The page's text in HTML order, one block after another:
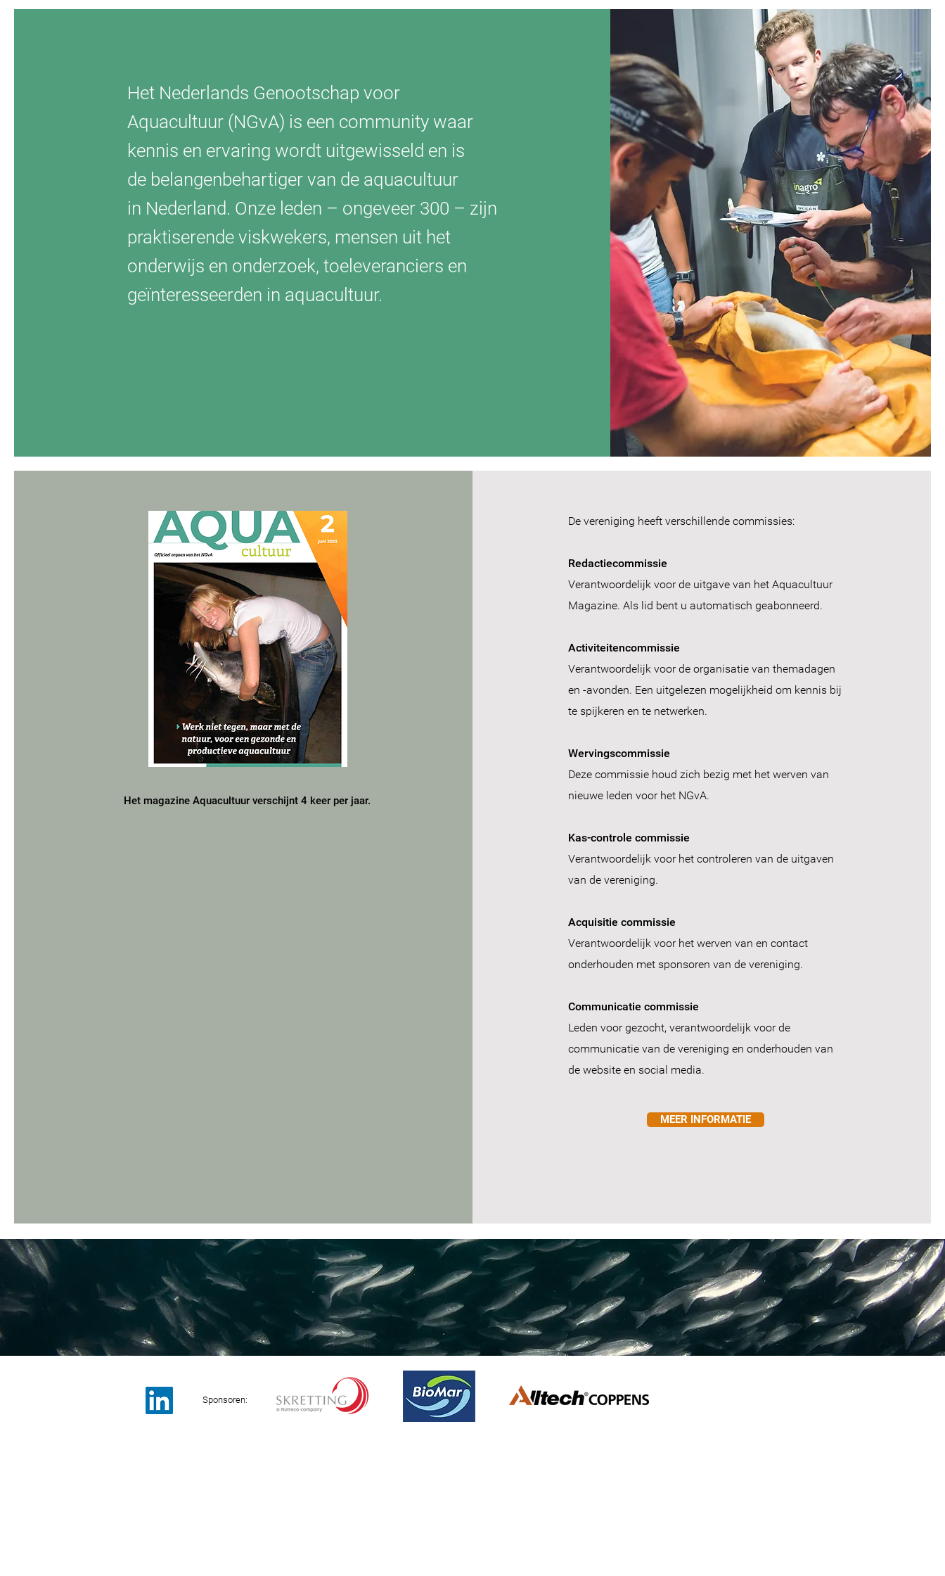
Het Nederlands Genootschap voor
Aquacultuur (NGvA) is een community waar
kennis en ervaring wordt uitgewisseld en is
debelangenbehartiger van de aquacultuur
in Nederland. Onze leden – ongeveer 300 – zijn
praktiserende viskwekers, mensen uit het
onderwijs en onderzoek, toeleveranciers en
geïnteresseerden in aquacultuur.
Het magazine Aquacultuur verschijnt 4 keer per jaar.
De vereniging heeft verschillende commissies:
Redactiecommissie
Verantwoordelijk voor de uitgave van het Aquacultuur
Magazine. Als lid bent u automatisch geabonneerd.
Activiteitencommissie
Verantwoordelijk voor de organisatie van themadagen
en -avonden. Een uitgelezen mogelijkheid om kennis bij
te spijkeren en te netwerken.
Wervingscommissie
Deze commissie houd zich bezig met het werven van
nieuwe leden voor het NGvA.
Kas-controle commissie
Verantwoordelijk voor het controleren van de uitgaven
van de vereniging.
Acquisitie commissie
Verantwoordelijk voor het werven van en contact
onderhouden met sponsoren van de vereniging.
Communicatie commissie
Leden voor gezocht, verantwoordelijk voor de
communicatie van de vereniging en onderhouden van
de website en social media.
MEER INFORMATIE
Sponsoren: